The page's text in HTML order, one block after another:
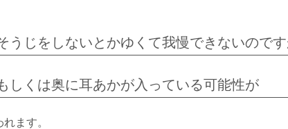
うじをしないとかゆくて我慢できないのです
しくは奥に耳あかが入っている可能性が
ます。